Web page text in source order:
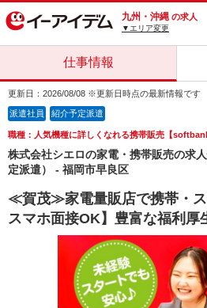
九州・沖縄 の求人
▼エリア変更
仕事情報
更新日：2026/08/08 ※更新日時点の最新情報です
派遣社員 紹介予定派遣
職種：人気機種に詳しくなれる携帯販売【softbank
株式会社シエロの家電・携帯販売の求
定派遣） - 福岡市早良区
≪賀茂≫家電量販店で携帯・
スマホ面接OK】豊富な福利